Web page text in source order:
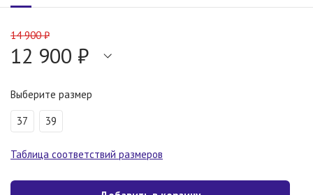
14 900 ₽
12 900 ₽
Выберите размер
37 39
Таблица соответствий размеров